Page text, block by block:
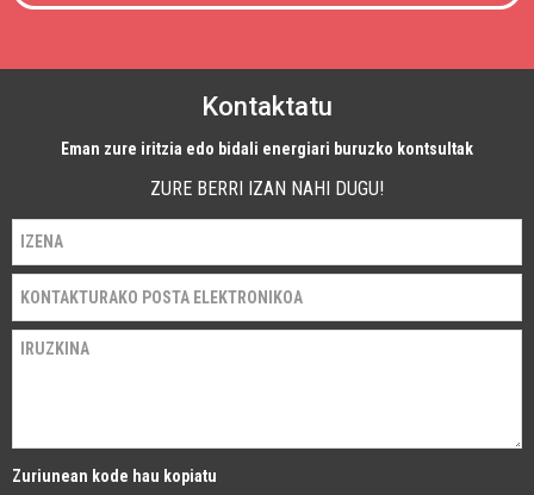
Kontaktatu
Eman zure iritzia edo bidali energiari buruzko kontsultak
ZURE BERRI IZAN NAHI DUGU!
Zuriunean kode hau kopiatu